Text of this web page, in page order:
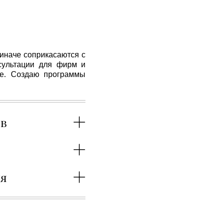
соприкасаются с
для фирм и
Создаю программы